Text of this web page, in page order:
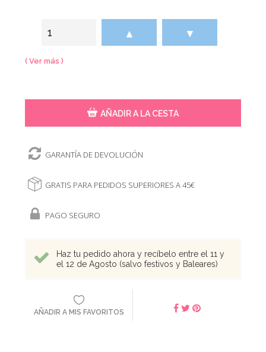
▲ ▼
( Ver más )
AÑADIR A LA CESTA
GARANTÍA DE DEVOLUCIÓN
GRATIS PARA PEDIDOS SUPERIORES A 45€
PAGO SEGURO
Haz tu pedido ahora y recíbelo entre el 11 y
el 12 de Agosto (salvo festivos y Baleares)
AÑADIR A MIS FAVORITOS